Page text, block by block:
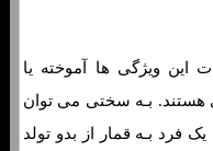
این ویژگی ها آموخته یا
هستند. بـه سختی می توان
فرد بـه قمار از بدو تولد